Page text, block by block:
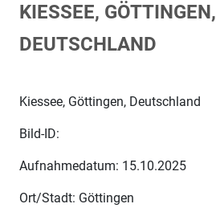
KIESSEE, GÖTTINGEN,
DEUTSCHLAND
Kiessee, Göttingen, Deutschland
Bild-ID:
Aufnahmedatum: 15.10.2025
Ort/Stadt: Göttingen